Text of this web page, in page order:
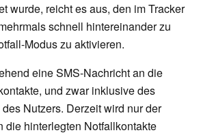
wurde, reicht es aus, den im Tracker
schnell hintereinander zu
Modus zu aktivieren.
eine SMS-Nachricht an die
und zwar inklusive des
Nutzers. Derzeit wird nur der
die hinterlegten Notfallkontakte